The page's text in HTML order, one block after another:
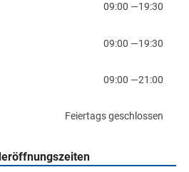
09:00 —19:30
09:00 —19:30
09:00 —21:00
Feiertags geschlossen